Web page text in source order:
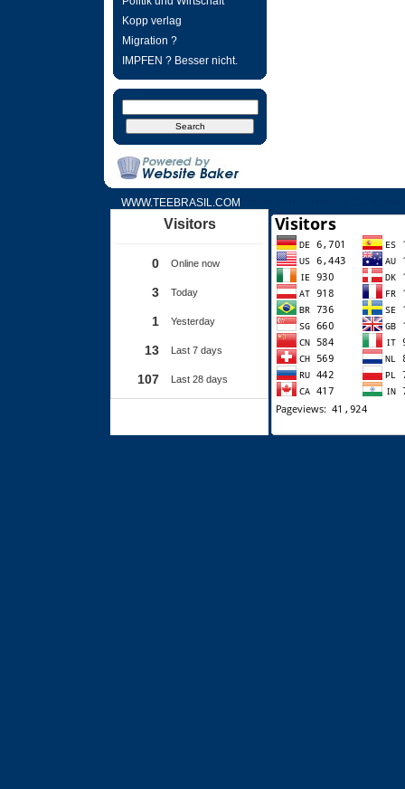
Kopp verlag
Migration ?
IMPFEN ? Besser nicht.
WWW.TEEBRASIL.COM